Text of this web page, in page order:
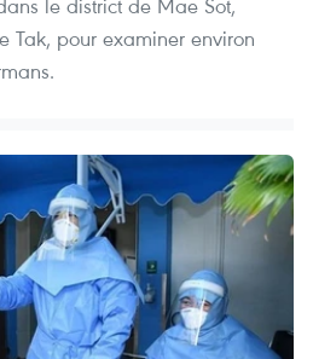
Tak, pour examiner environ